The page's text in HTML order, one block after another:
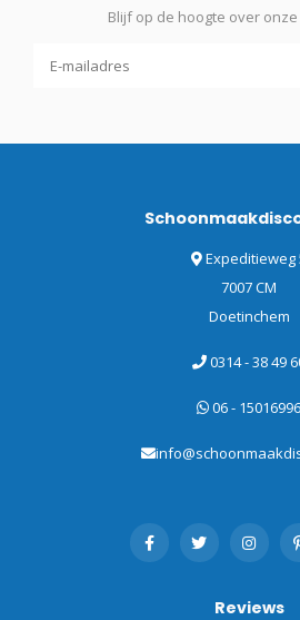
Blijf op de hoogte over
Expeditieweg
7007 CM
Doetinchem
0314 - 38 49
06 - 15016996
Reviews